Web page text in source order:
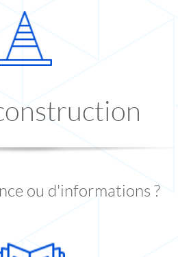
ou d'informations ?